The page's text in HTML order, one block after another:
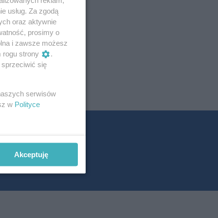
usług. Za zgodą
oraz aktywnie
prosimy o
i zawsze możesz
rogu strony
.
się
serwisów
w Polityce
Akceptuję